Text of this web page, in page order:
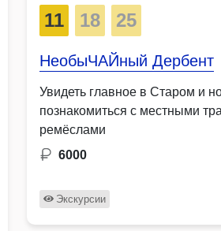
11 18 25
НеобыЧАЙный Дербент
Увидеть главное в Старом и
познакомиться с местными
ремёслами
6000
Экскурсии